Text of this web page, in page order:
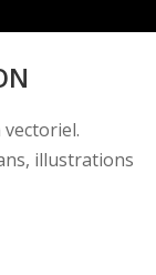
vectoriel.
illustrations